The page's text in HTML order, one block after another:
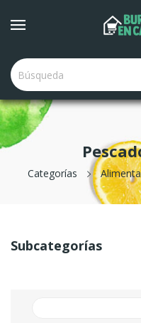
Categorías
Subcategorías